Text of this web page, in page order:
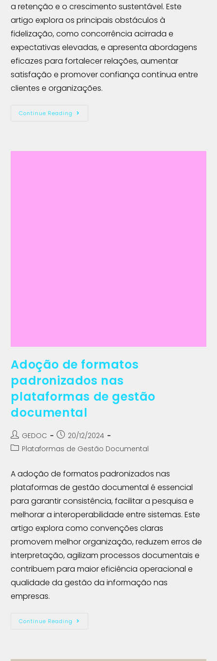
a retenção e o crescimento sustentável. Este
artigo explora os principais obstáculos à
fidelização, como concorrência acirrada e
expectativas elevadas, e apresenta abordagens
eficazes para fortalecer relações, aumentar
satisfação e promover confiança contínua entre
clientes e organizações.
Continue Reading
Adoção de formatos
padronizados nas
plataformas de gestão
documental
GEDOC
20/12/2024
Plataformas de Gestão Documental
A adoção de formatos padronizados nas
plataformas de gestão documental é essencial
para garantir consistência, facilitar a pesquisa e
melhorar a interoperabilidade entre sistemas. Este
artigo explora como convenções claras
promovem melhor organização, reduzem erros de
interpretação, agilizam processos documentais e
contribuem para maior eficiência operacional e
qualidade da gestão da informação nas
empresas.
Continue Reading